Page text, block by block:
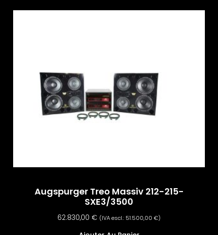
Augspurger Treo Massiv 212-215-
SXE3/3500
62.830,00 € (IVA escl.: 51.500,00 €)